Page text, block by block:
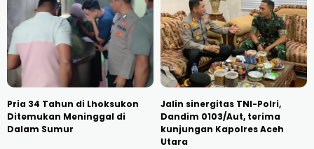
Pria 34 Tahun di Lhoksukon
Ditemukan Meninggal di
Dalam Sumur
Jalin sinergitas TNI-Polri,
Dandim 0103/Aut, terima
kunjungan Kapolres Aceh
Utara